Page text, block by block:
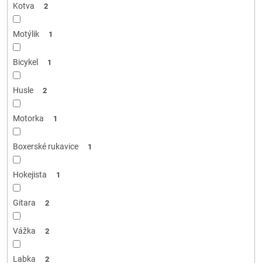
Kotva 2
Motýlik 1
Bicykel 1
Husle 2
Motorka 1
Boxerské rukavice 1
Hokejista 1
Gitara 2
Vážka 2
Labka 2